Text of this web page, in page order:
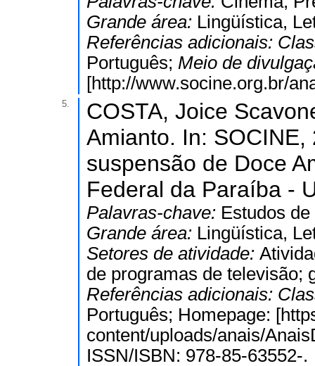
Grande área: Lingüística,
Referências adicionais:
Português; Meio de
[http://www.socine.org.br/
5.
COSTA, Joice
Amianto. In:
suspensão de Doce
Federal da Paraíba -
Palavras-chave: Estudos
Grande área: Lingüística,
Setores de atividade:
de programas de televisão;
Referências adicionais:
Português; Homepage:
content/uploads/anais/
ISSN/ISBN: 978-85-63552-.